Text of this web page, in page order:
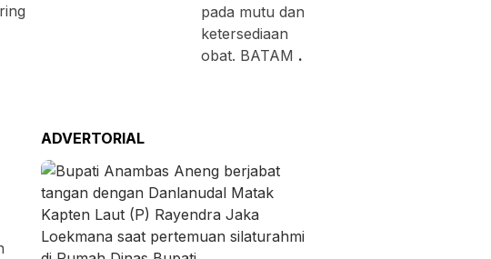
pada mutu dan
ketersediaan
obat. BATAM .
ADVERTORIAL